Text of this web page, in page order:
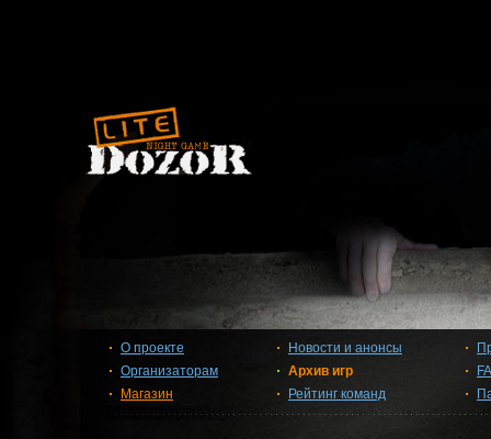
О проекте
Организаторам
Магазин
Новости и анонсы
Архив игр
Рейтинг команд